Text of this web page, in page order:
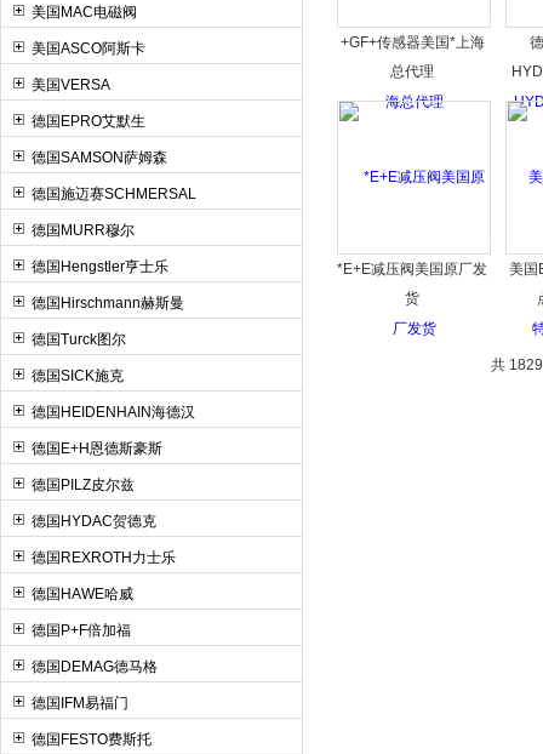
美国MAC电磁阀
美国ASCO阿斯卡
美国VERSA
德国EPRO艾默生
德国SAMSON萨姆森
德国施迈赛SCHMERSAL
德国MURR穆尔
德国Hengstler亨士乐
德国Hirschmann赫斯曼
德国Turck图尔
德国SICK施克
德国HEIDENHAIN海德汉
德国E+H恩德斯豪斯
德国PILZ皮尔兹
德国HYDAC贺德克
德国REXROTH力士乐
德国HAWE哈威
德国P+F倍加福
德国DEMAG德马格
德国IFM易福门
德国FESTO费斯托
+GF+传感器美国*上海
总代理
*E+E减压阀美国原厂发
货
美国
共